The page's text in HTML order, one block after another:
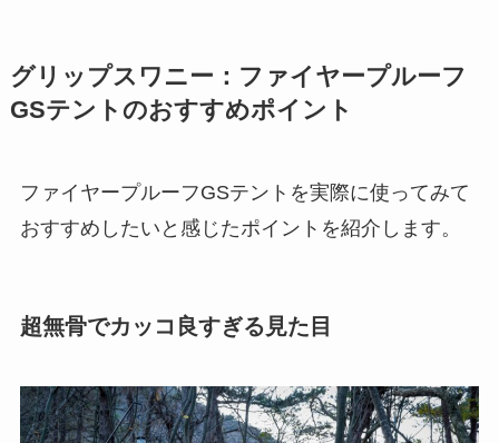
グリップスワニー：ファイヤープルーフ
GSテントのおすすめポイント
ファイヤープルーフGSテントを実際に使ってみて
おすすめしたいと感じたポイントを紹介します。
超無骨でカッコ良すぎる見た目